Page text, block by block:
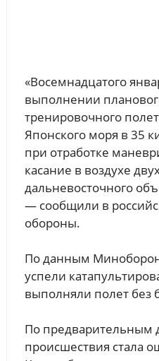
«Восемнадцатого
выполнении
тренировочного
Японского моря в 35
при отработке
касание в воздухе
дальневосточного
— сообщили в
обороны.
По данным
успели
выполняли полет без
По
происшествия стала